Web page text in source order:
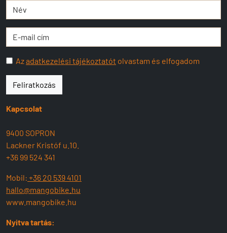
Azadatkezelési tájékoztatót olvastam és elfogadom
Feliratkozás
Kapcsolat
9400 SOPRON
Lackner Kristóf u.10.
+36 99 524 341
Mobil: +36 20 539 4101
hallo@mangobike.hu
www.mangobike.hu
Nyitva tartás: